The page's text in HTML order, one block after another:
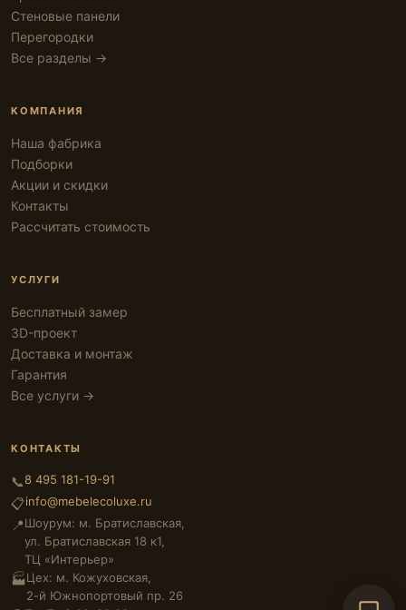
Стеновые панели
Перегородки
Все разделы →
КОМПАНИЯ
Наша фабрика
Подборки
Акции и скидки
Контакты
Рассчитать стоимость
УСЛУГИ
Бесплатный замер
3D-проект
Доставка и монтаж
Гарантия
Все услуги →
КОНТАКТЫ
📞8 495 181-19-91
📋info@mebelecoluxe.ru
📍Шоурум: м. Братиславская,
ул. Братиславская 18 к1,
ТЦ «Интерьер»
🏭Цех: м. Кожуховская,
2-й Южнопортовый пр. 26